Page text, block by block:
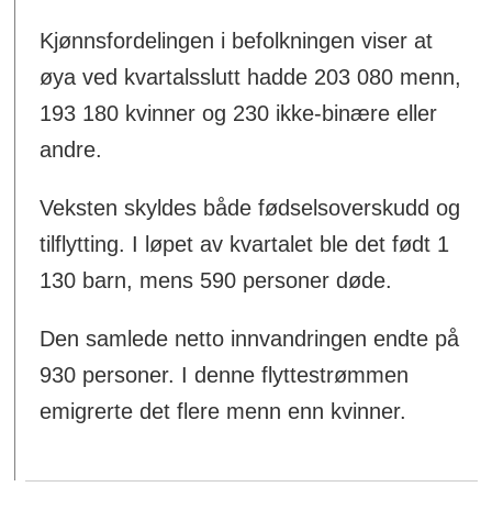
Kjønnsfordelingen i befolkningen viser at
øya ved kvartalsslutt hadde 203 080 menn,
193 180 kvinner og 230 ikke-binære eller
andre.
Veksten skyldes både fødselsoverskudd og
tilflytting. I løpet av kvartalet ble det født 1
130 barn, mens 590 personer døde.
Den samlede netto innvandringen endte på
930 personer. I denne flyttestrømmen
emigrerte det flere menn enn kvinner.